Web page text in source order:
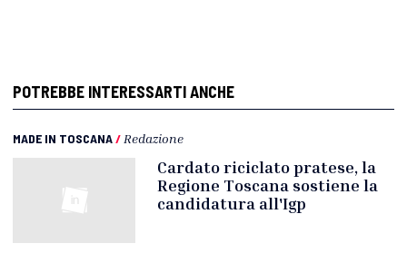
POTREBBE INTERESSARTI ANCHE
MADE IN TOSCANA/ Redazione
Cardato riciclato pratese, la
Regione Toscana sostiene la
candidatura all'Igp